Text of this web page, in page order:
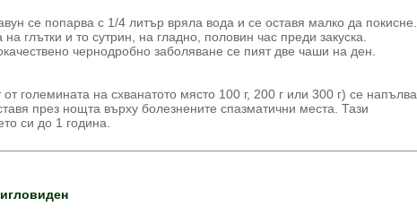
се попарва с 1/4 литър вряла вода и се оставя малко да покисне.
глътки и то сутрин, на гладно, половин час преди закуска.
чернодробно заболяване се пият две чаши на ден.
големината на схванатото място 100 г, 200 г или 300 г) се напълва
през нощта върху болезнените спазматични места. Тази
си до 1 година.